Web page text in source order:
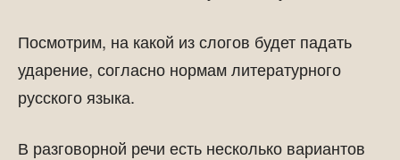
Посмотрим, на какой из слогов будет падать
ударение, согласно нормам литературного
русского языка.
В разговорной речи есть несколько вариантов